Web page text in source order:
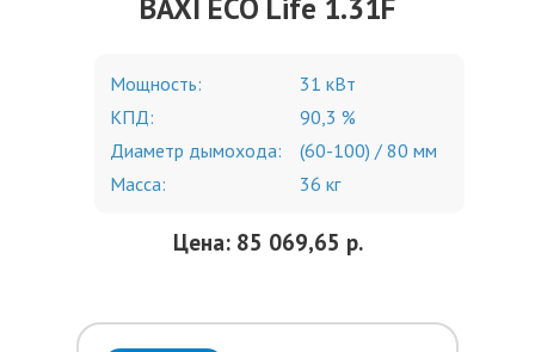
BAXI ECO Life 1.31F
Мощность:
31 кВт
КПД:
90,3 %
Диаметр дымохода:
(60-100) / 80 мм
Масса:
36 кг
Цена: 85 069,65 р.